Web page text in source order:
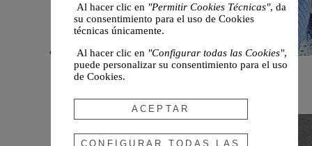
Novedades
Otoño 2026
Al hacer clic en "Permitir Cookies Técnicas", da
su consentimiento para el uso de Cookies
técnicas únicamente.
Al hacer clic en "Configurar todas las Cookies",
puede personalizar su consentimiento para el uso
de Cookies.
ACEPTAR
CONFIGURAR TODAS LAS